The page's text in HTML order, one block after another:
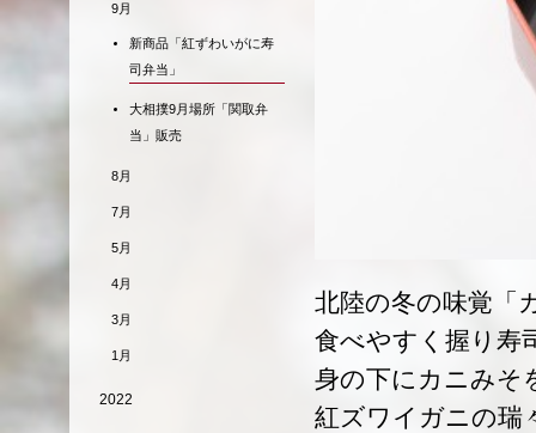
北陸の冬の味覚「
食べやすく握り寿
身の下にカニみそ
紅ズワイガニの瑞
9月
新商品「紅ずわいがに寿
司弁当」
大相撲9月場所「関取弁
当」販売
8月
7月
5月
4月
3月
1月
2022